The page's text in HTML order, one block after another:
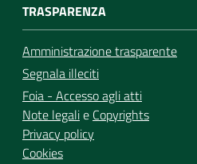
TRASPARENZA
Amministrazione trasparente
Segnala illeciti
Foia - Accesso agli atti
Note legalie Copyrights
Privacy policy
Cookies